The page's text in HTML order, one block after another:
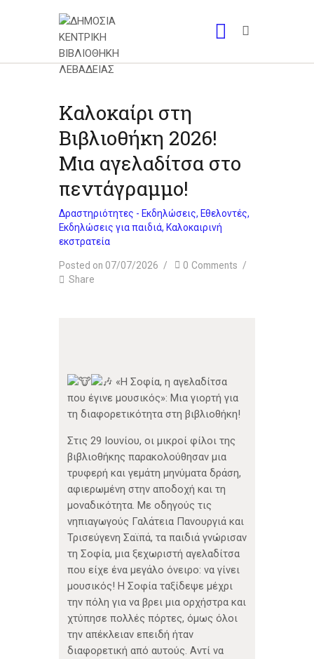
Καλοκαίρι στη
Βιβλιοθήκη 2026!
Μια αγελαδίτσα στο
πεντάγραμμο!
Δραστηριότητες - Εκδηλώσεις, Εθελοντές,
Εκδηλώσεις για παιδιά, Καλοκαιρινή
εκστρατεία
Posted on 07/07/2026 0 Comments
Share
«Η Σοφία, η αγελαδίτσα
που έγινε μουσικός»: Μια γιορτή για
τη διαφορετικότητα στη βιβλιοθήκη!
Στις 29 Ιουνίου, οι μικροί φίλοι της
βιβλιοθήκης παρακολούθησαν μια
τρυφερή και γεμάτη μηνύματα δράση,
αφιερωμένη στην αποδοχή και τη
μοναδικότητα. Με οδηγούς τις
νηπιαγωγούς Γαλάτεια Πανουργιά και
Τρισεύγενη Σαϊπά, τα παιδιά γνώρισαν
τη Σοφία, μια ξεχωριστή αγελαδίτσα
που είχε ένα μεγάλο όνειρο: να γίνει
μουσικός! Η Σοφία ταξίδεψε μέχρι
την πόλη για να βρει μια ορχήστρα και
χτύπησε πολλές πόρτες, όμως όλοι
την απέκλειαν επειδή ήταν
διαφορετική από αυτούς. Αντί να